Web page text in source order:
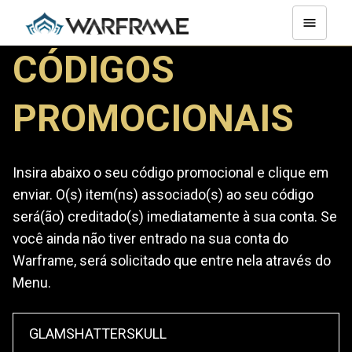
CÓDIGOS
PROMOCIONAIS
Insira abaixo o seu código promocional e clique em
enviar. O(s) item(ns) associado(s) ao seu código
será(ão) creditado(s) imediatamente à sua conta. Se
você ainda não tiver entrado na sua conta do
Warframe, será solicitado que entre nela através do
Menu.